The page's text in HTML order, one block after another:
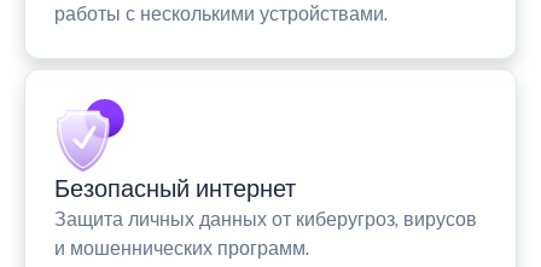
работы с несколькими устройствами.
Безопасный интернет
Защита личных данных от киберугроз, вирусов
и мошеннических программ.